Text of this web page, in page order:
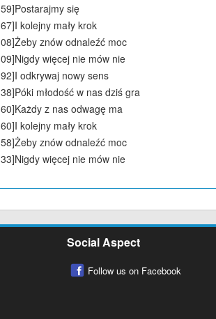
się
kolejny mały krok
znów odnaleźć moc
więcej nie mów nie
odkrywaj nowy sens
młodość w nas dziś gra
z nas odwagę ma
kolejny mały krok
znów odnaleźć moc
więcej nie mów nie
Social Aspect
Follow us on Facebook